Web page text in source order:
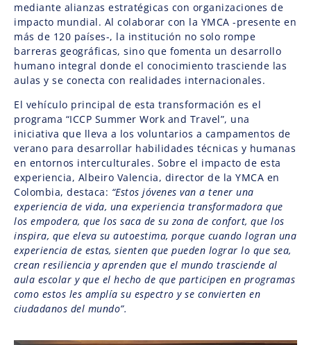
mediante alianzas estratégicas con organizaciones de
impacto mundial. Al colaborar con la YMCA -presente en
más de 120 países-, la institución no solo rompe
barreras geográficas, sino que fomenta un desarrollo
humano integral donde el conocimiento trasciende las
aulas y se conecta con realidades internacionales.
El vehículo principal de esta transformación es el
programa “ICCP Summer Work and Travel”, una
iniciativa que lleva a los voluntarios a campamentos de
verano para desarrollar habilidades técnicas y humanas
en entornos interculturales. Sobre el impacto de esta
experiencia, Albeiro Valencia, director de la YMCA en
Colombia, destaca: “Estos jóvenes van a tener una
experiencia de vida, una experiencia transformadora que
los empodera, que los saca de su zona de confort, que los
inspira, que eleva su autoestima, porque cuando logran una
experiencia de estas, sienten que pueden lograr lo que sea,
crean resiliencia y aprenden que el mundo trasciende al
aula escolar y que el hecho de que participen en programas
como estos les amplía su espectro y se convierten en
ciudadanos del mundo”.